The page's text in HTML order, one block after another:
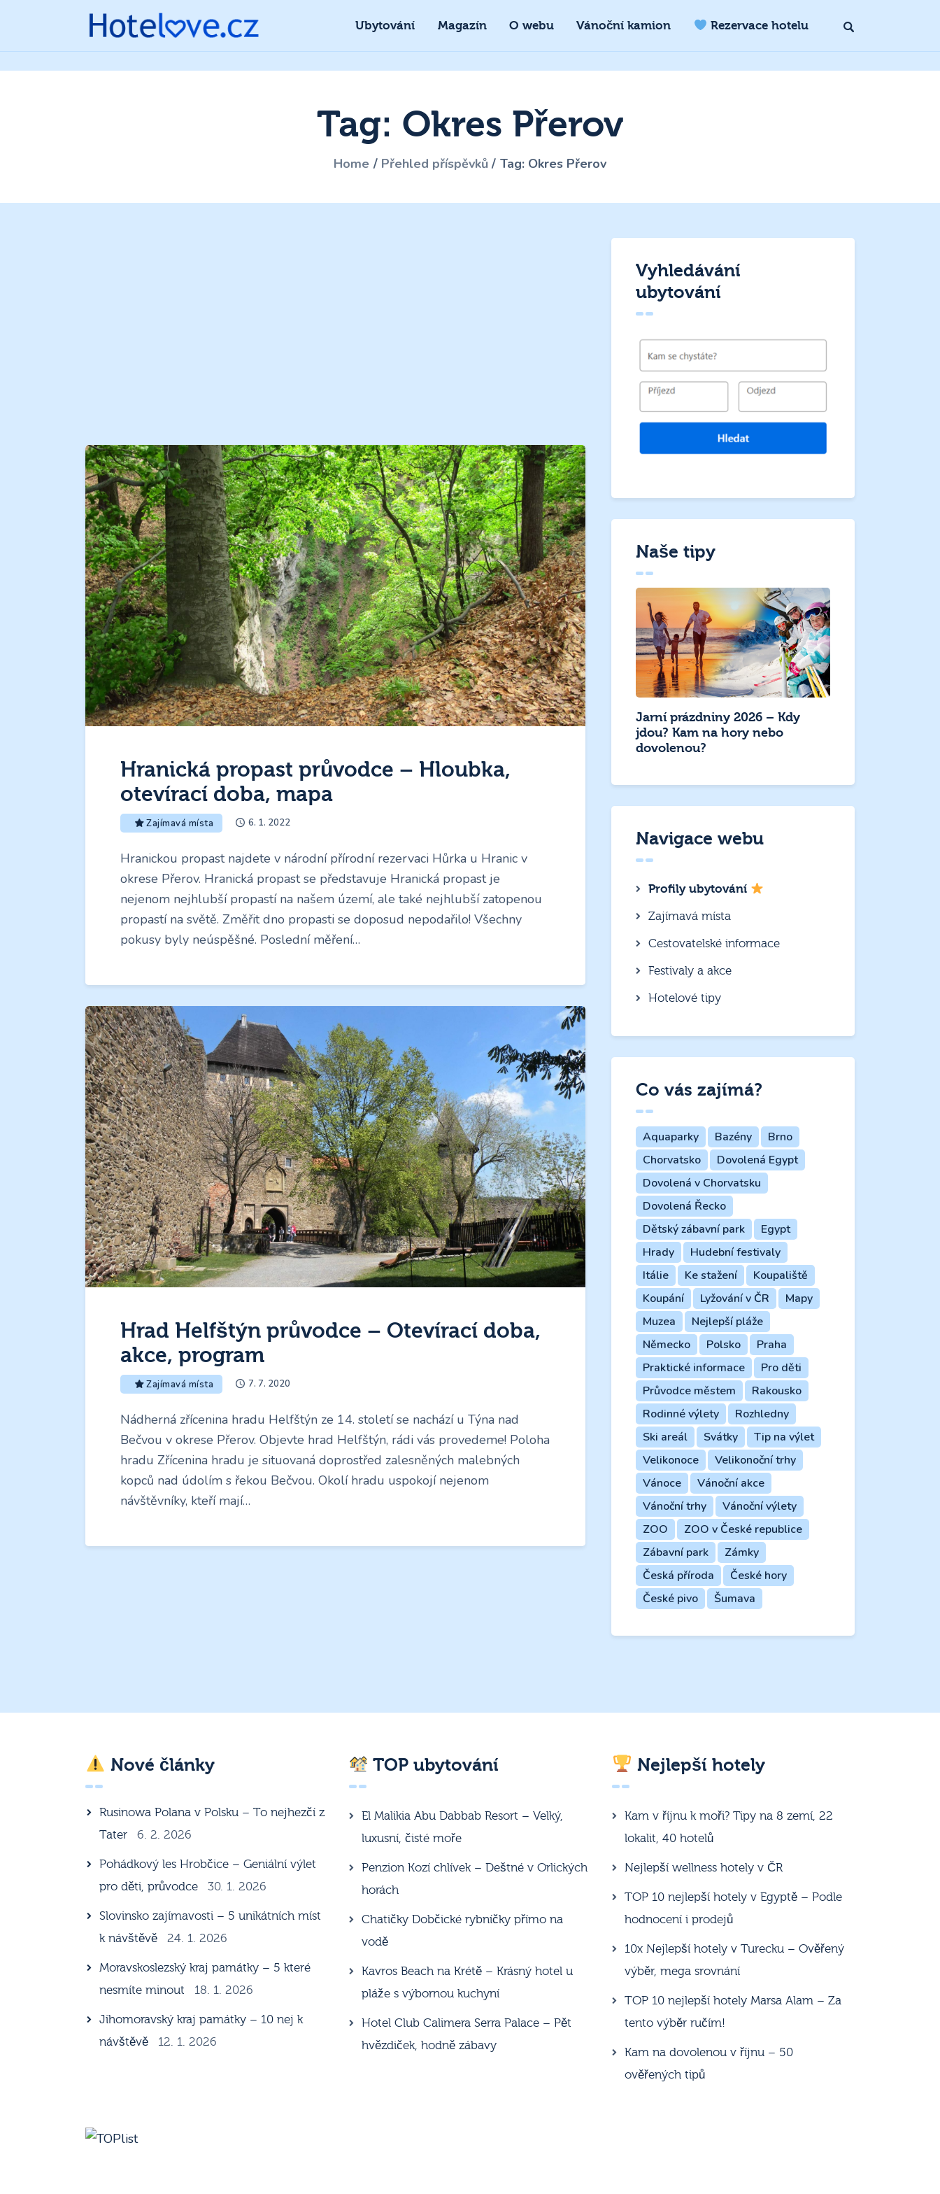
Ubytování Magazín O webu Vánoční kamion Rezervace hotelu
Tag: Okres Přerov
Home Přehled příspěvků Tag: Okres Přerov
Hranická propast průvodce – Hloubka,
otevírací doba, mapa
Zajímavá místa 6. 1. 2022
Hranickou propast najdete v národní přírodní rezervaci Hůrka u Hranic v
okrese Přerov. Hranická propast se představuje Hranická propast je
nejenom nejhlubší propastí na našem území, ale také nejhlubší zatopenou
propastí na světě. Změřit dno propasti se doposud nepodařilo! Všechny
pokusy byly neúspěšné. Poslední měření…
Hrad Helfštýn průvodce – Otevírací doba,
akce, program
Zajímavá místa 7. 7. 2020
Nádherná zřícenina hradu Helfštýn ze 14. století se nachází u Týna nad
Bečvou v okrese Přerov. Objevte hrad Helfštýn, rádi vás provedeme! Poloha
hradu Zřícenina hradu je situovaná doprostřed zalesněných malebných
kopců nad údolím s řekou Bečvou. Okolí hradu uspokojí nejenom
návštěvníky, kteří mají…
Vyhledávání
ubytování
Naše tipy
Jarní prázdniny 2026 – Kdy
jdou? Kam na hory nebo
dovolenou?
Navigace webu
Profily ubytování
Zajímavá místa
Cestovatelské informace
Festivaly a akce
Hotelové tipy
Co vás zajímá?
Aquaparky Bazény
Brno
Chorvatsko
Dovolená Egypt
Dovolená v Chorvatsku
Dovolená Řecko
Dětský zábavní park
Egypt
Hrady
Hudební festivaly
Itálie
Ke stažení
Koupaliště
Koupání
Lyžování v ČR
Mapy
Muzea
Nejlepší pláže
Německo
Polsko
Praha
Praktické informace
Pro děti
Průvodce městem
Rakousko
Rodinné výlety
Rozhledny
Ski areál
Svátky
Tip na výlet
Velikonoce
Velikonoční trhy
Vánoce
Vánoční akce
Vánoční trhy
Vánoční výlety
ZOO
ZOO v České republice
Zábavní park
Zámky
Česká příroda
České hory
České pivo
Šumava
Nové články
Rusinowa Polana v Polsku – To nejhezčí z
Tater
6. 2. 2026
Pohádkový les Hrobčice – Geniální výlet
pro děti, průvodce
30. 1. 2026
Slovinsko zajímavosti – 5 unikátních míst
k návštěvě
24. 1. 2026
Moravskoslezský kraj památky – 5 které
nesmíte minout
18. 1. 2026
Jihomoravský kraj památky – 10 nej k
návštěvě
12. 1. 2026
TOP ubytování
El Malikia Abu Dabbab Resort – Velký,
luxusní, čisté moře
Penzion Kozí chlívek – Deštné v Orlických
horách
Chatičky Dobčické rybníčky přímo na
vodě
Kavros Beach na Krétě – Krásný hotel u
pláže s výbornou kuchyní
Hotel Club Calimera Serra Palace – Pět
hvězdiček, hodně zábavy
Nejlepší hotely
Kam v říjnu k moři? Tipy na 8 zemí, 22
lokalit, 40 hotelů
Nejlepší wellness hotely v ČR
TOP 10 nejlepší hotely v Egyptě – Podle
hodnocení i prodejů
10x Nejlepší hotely v Turecku – Ověřený
výběr, mega srovnání
TOP 10 nejlepší hotely Marsa Alam – Za
tento výběr ručím!
Kam na dovolenou v říjnu – 50
ověřených tipů